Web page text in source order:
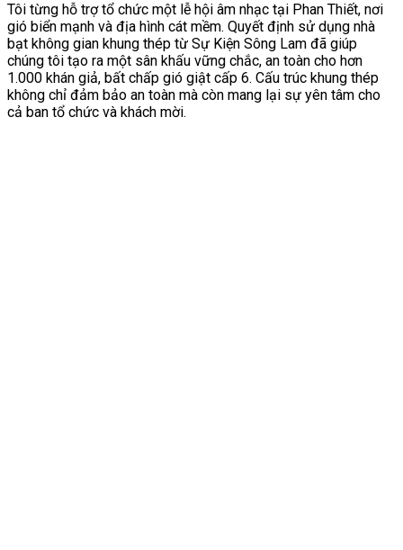
Tôi từng hỗ trợ tổ chức một lễ hội âm nhạc tại Phan Thiết, nơi
gió biển mạnh và địa hình cát mềm. Quyết định sử dụng nhà
bạt không gian khung thép từ Sự Kiện Sông Lam đã giúp
chúng tôi tạo ra một sân khấu vững chắc, an toàn cho hơn
1.000 khán giả, bất chấp gió giật cấp 6. Cấu trúc khung thép
không chỉ đảm bảo an toàn mà còn mang lại sự yên tâm cho
cả ban tổ chức và khách mời.